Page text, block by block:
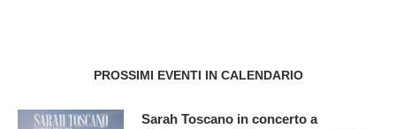
PROSSIMI EVENTI IN CALENDARIO
Sarah Toscano in concerto a